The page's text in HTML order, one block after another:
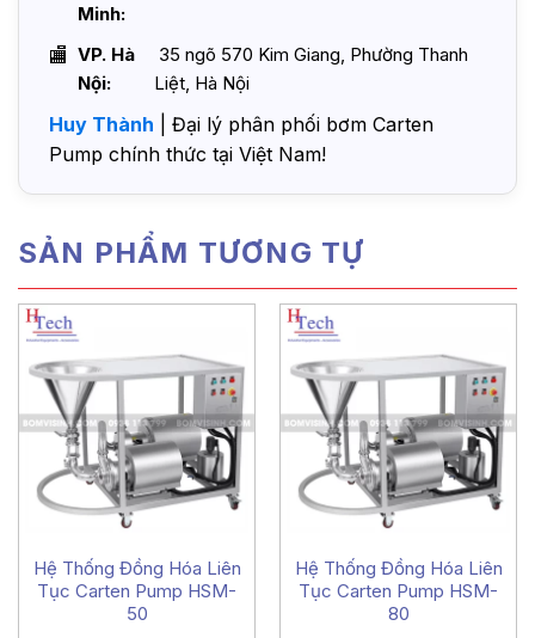
Minh:
VP. Hà
Nội:
35 ngõ 570 Kim Giang, Phường Thanh
Liệt, Hà Nội
Huy Thành | Đại lý phân phối bơm Carten
Pump chính thức tại Việt Nam!
SẢN PHẨM TƯƠNG TỰ
Hệ Thống Đồng Hóa Liên
Tục Carten Pump HSM-
50
Hệ Thống Đồng Hóa Liên
Tục Carten Pump HSM-
80